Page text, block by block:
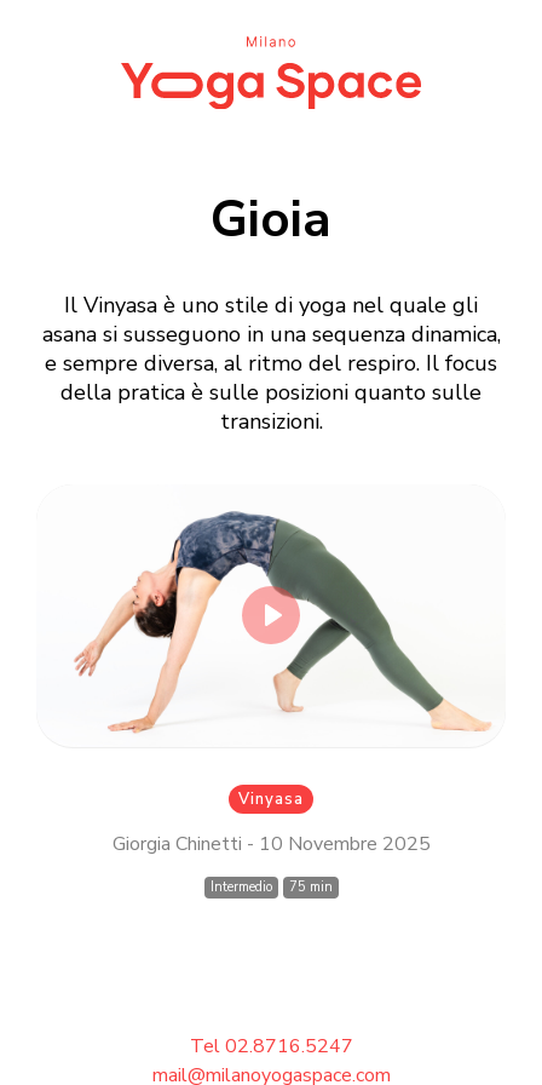
Gioia
Il Vinyasa è uno stile di yoga nel quale gli
asana si susseguono in una sequenza dinamica,
e sempre diversa, al ritmo del respiro. Il focus
della pratica è sulle posizioni quanto sulle
transizioni.
Play
Vinyasa
Giorgia Chinetti - 10 Novembre 2025
Intermedio 75 min
Login
Inserisci il tuo indirizzo email MindBody
(quello che utilizzi per acquistare e
prenotare le lezioni su
milanoyogaspace.com)
Accedi
Tel 02.8716.5247
mail@milanoyogaspace.com